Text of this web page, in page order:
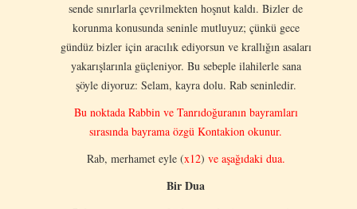
sende sınırlarla çevrilmekten hoşnut kaldı. Bizler de
korunma konusunda seninle mutluyuz; çünkü gece
gündüz bizler için aracılık ediyorsun ve krallığın asaları
yakarışlarınla güçleniyor. Bu sebeple ilahilerle sana
şöyle diyoruz: Selam, kayra dolu. Rab seninledir.
Bu noktada Rabbin ve Tanrıdoğuranın bayramları
sırasında bayrama özgü Kontakion okunur.
Rab, merhamet eyle (x12) ve aşağıdaki dua.
Bir Dua